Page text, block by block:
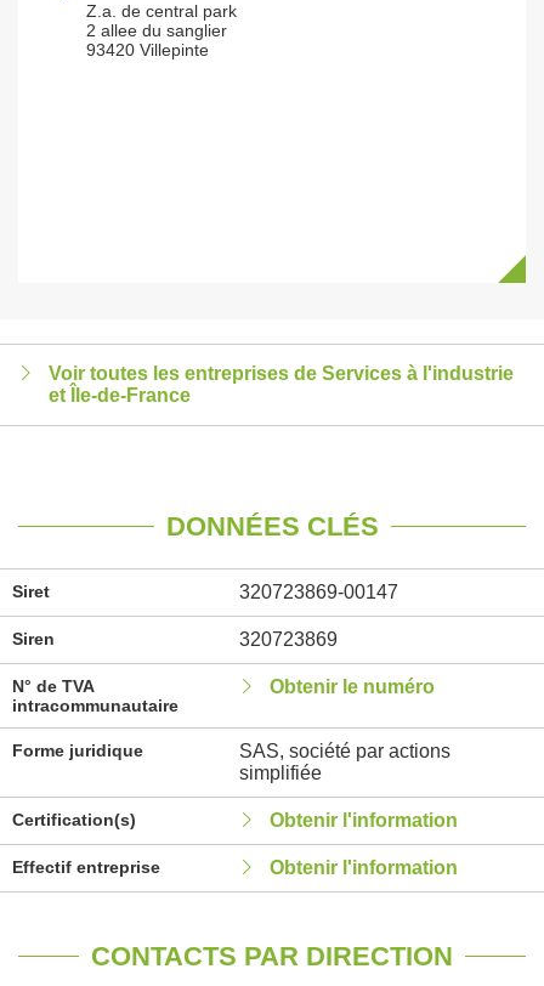
Z.a. de central park
2 allee du sanglier
93420 Villepinte
Voir toutes les entreprises de Services à l'industrie
et Île-de-France
DONNÉES CLÉS
Siret 320723869-00147
Siren 320723869
N° de TVA
intracommunautaire
Obtenir le numéro
Forme juridique
SAS, société par actions
simplifiée
Certification(s) Obtenir l'information
Effectif entreprise Obtenir l'information
CONTACTS PAR DIRECTION